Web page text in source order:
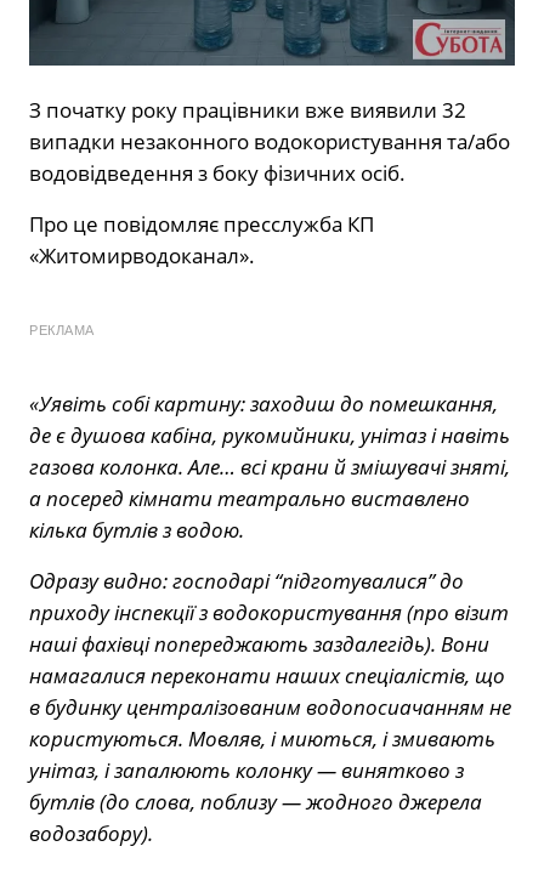
З початку року працівники вже виявили 32
випадки незаконного водокористування та/або
водовідведення з боку фізичних осіб.
Про це повідомляє пресслужба КП
«Житомирводоканал».
РЕКЛАМА
«Уявіть собі картину: заходиш до помешкання,
де є душова кабіна, рукомийники, унітаз і навіть
газова колонка. Але… всі крани й змішувачі зняті,
а посеред кімнати театрально виставлено
кілька бутлів з водою.
Одразу видно: господарі “підготувалися” до
приходу інспекції з водокористування (про візит
наші фахівці попереджають заздалегідь). Вони
намагалися переконати наших спеціалістів, що
в будинку централізованим водопосиачанням не
користуються. Мовляв, і миються, і змивають
унітаз, і запалюють колонку — винятково з
бутлів (до слова, поблизу — жодного джерела
водозабору).